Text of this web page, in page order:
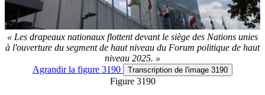
« Les drapeaux nationaux flottent devant le siège des Nations unies
à l'ouverture du segment de haut niveau du Forum politique de haut
niveau 2025. »
Agrandirla figure 3190 Transcription de l'image 3190
Figure 3190